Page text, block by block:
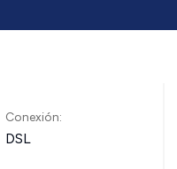
Conexión:
DSL